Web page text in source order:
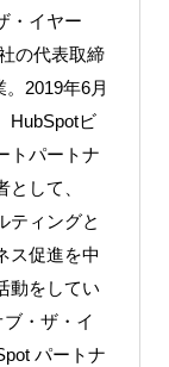
・イヤー
の代表取締
2019年6月
HubSpotビ
トパートナ
して、
ティングと
ス促進を中
動をしてい
・ザ・イ
パートナ